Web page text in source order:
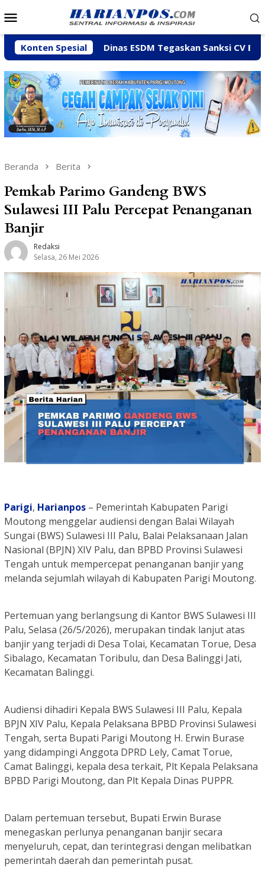
ke
Mobile
Konten Spesial
Dinas ESDM Tegaskan Sanksi CV BBN Belum
Beranda Berita
Pemkab Parimo Gandeng BWS
Sulawesi III Palu Percepat Penanganan
Banjir
Redaksi
Selasa, 26 Mei 2026
Parigi, Harianpos – Pemerintah Kabupaten Parigi
Moutong menggelar audiensi dengan Balai Wilayah
Sungai (BWS) Sulawesi III Palu, Balai Pelaksanaan Jalan
Nasional (BPJN) XIV Palu, dan BPBD Provinsi Sulawesi
Tengah untuk mempercepat penanganan banjir yang
melanda sejumlah wilayah di Kabupaten Parigi Moutong.
Pertemuan yang berlangsung di Kantor BWS Sulawesi III
Palu, Selasa (26/5/2026), merupakan tindak lanjut atas
banjir yang terjadi di Desa Tolai, Kecamatan Torue, Desa
Sibalago, Kecamatan Toribulu, dan Desa Balinggi Jati,
Kecamatan Balinggi.
Audiensi dihadiri Kepala BWS Sulawesi III Palu, Kepala
BPJN XIV Palu, Kepala Pelaksana BPBD Provinsi Sulawesi
Tengah, serta Bupati Parigi Moutong H. Erwin Burase
yang didampingi Anggota DPRD Lely, Camat Torue,
Camat Balinggi, kepala desa terkait, Plt Kepala Pelaksana
BPBD Parigi Moutong, dan Plt Kepala Dinas PUPPR.
Dalam pertemuan tersebut, Bupati Erwin Burase
menegaskan perlunya penanganan banjir secara
menyeluruh, cepat, dan terintegrasi dengan melibatkan
pemerintah daerah dan pemerintah pusat.